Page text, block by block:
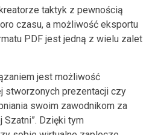
taktyk z pewnością
czasu, a możliwość eksportu
PDF jest jedną z wielu zalet
jest możliwość
stworzonych prezentacji czy
swoim zawodnikom za
Szatni”. Dzięki tym